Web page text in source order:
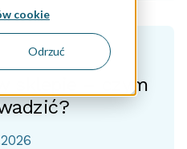
cookie
Odrzuć
sklepie – czym